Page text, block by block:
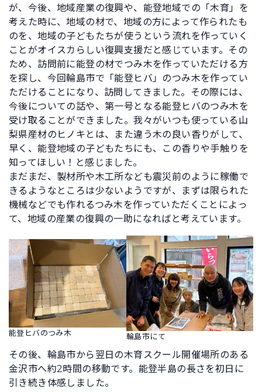
が、今後、地域産業の復興や、能登地域での「木育」を
考えた時に、地域の材で、地域の方によって作られたも
のを、地域の子どもたちが使うという流れを作っていく
ことがオイスカらしい復興支援だと感じています。その
ため、訪問前に能登の材でつみ木を作っていただける方
を探し、今回輪島市で「能登ヒバ」のつみ木を作ってい
ただけることになり、訪問してきました。その際には、
今後についての話や、第一号となる能登ヒバのつみ木を
受け取ることができました。我々がいつも使っている山
梨県産材のヒノキとは、また違う木の良い香りがして、
早く、能登地域の子どもたちにも、この香りや手触りを
知ってほしい！と感じました。
まだまだ、製材所や木工所なども震災前のように稼働で
きるようなところは少ないようですが、まずは限られた
機械などでも作れるつみ木を作っていただくことによっ
て、地域の産業の復興の一助になればと考えています。
能登ヒバのつみ木 輪島市にて
その後、輪島市から翌日の木育スクール開催場所のある
金沢市へ約2時間の移動です。能登半島の長さを初日に
引き続き体感しました。